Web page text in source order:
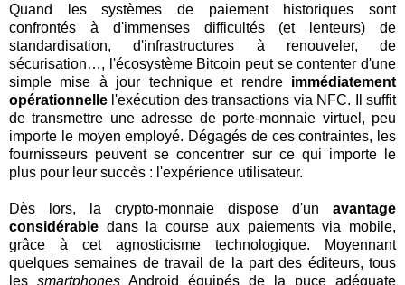
Quand les systèmes de paiement historiques sont
confrontés à d'immenses difficultés (et lenteurs) de
standardisation, d'infrastructures à renouveler, de
sécurisation…, l'écosystème Bitcoin peut se contenter d'une
simple mise à jour technique et rendre immédiatement
opérationnelle l'exécution des transactions via NFC. Il suffit
de transmettre une adresse de porte-monnaie virtuel, peu
importe le moyen employé. Dégagés de ces contraintes, les
fournisseurs peuvent se concentrer sur ce qui importe le
plus pour leur succès : l'expérience utilisateur.
Dès lors, la crypto-monnaie dispose d'un avantage
considérable dans la course aux paiements via mobile,
grâce à cet agnosticisme technologique. Moyennant
quelques semaines de travail de la part des éditeurs, tous
les smartphones Android équipés de la puce adéquate